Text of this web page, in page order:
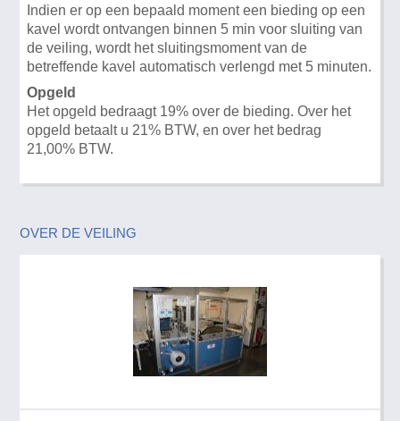
Indien er op een bepaald moment een bieding op een
kavel wordt ontvangen binnen 5 min voor sluiting van
de veiling, wordt het sluitingsmoment van de
betreffende kavel automatisch verlengd met 5 minuten.
Opgeld
Het opgeld bedraagt 19% over de bieding. Over het
opgeld betaalt u 21% BTW, en over het bedrag
21,00% BTW.
OVER DE VEILING